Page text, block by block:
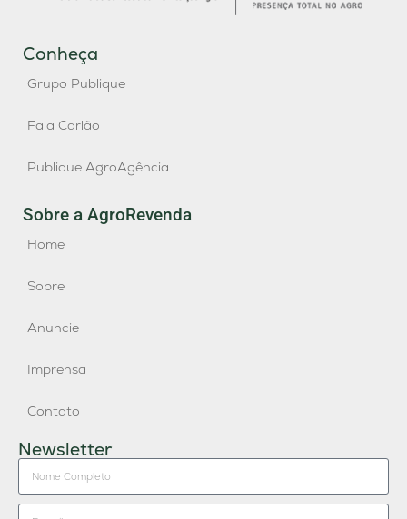
Conheça
Grupo Publique
Fala Carlão
Publique AgroAgência
Sobre a AgroRevenda
Home
Sobre
Anuncie
Imprensa
Contato
Newsletter